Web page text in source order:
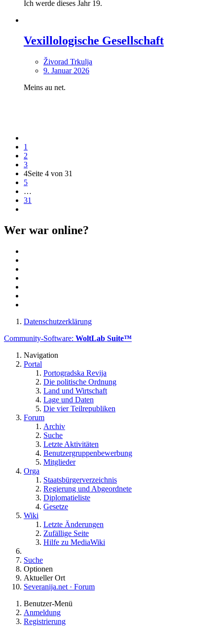
Ich werde dieses Jahr 19.
Vexillologische Gesellschaft
Živorad Trkulja
9. Januar 2026
Meins au net.
1
2
3
4Seite 4 von 31
5
…
31
Wer war online?
Datenschutzerklärung
Community-Software: WoltLab Suite™
Navigation
Portal
Portogradska Revija
Die politische Ordnung
Land und Wirtschaft
Lage und Daten
Die vier Teilrepubliken
Forum
Archiv
Suche
Letzte Aktivitäten
Benutzergruppenbewerbung
Mitglieder
Orga
Staatsbürgerverzeichnis
Regierung und Abgeordnete
Diplomatieliste
Gesetze
Wiki
Letzte Änderungen
Zufällige Seite
Hilfe zu MediaWiki
Suche
Optionen
Aktueller Ort
Severanija.net · Forum
Benutzer-Menü
Anmeldung
Registrierung